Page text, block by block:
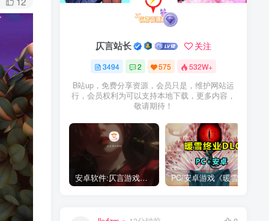
仄言站长 关注
3494 2 575 532W+
B站up，免费分享资源，会员只是，维护网站运
行，会员权利为可以支持本地下载，更多内容，
敬请期待！
安卓软件:仄言游戏库4.0APP全新上架了！没有下的赶紧下载呀！